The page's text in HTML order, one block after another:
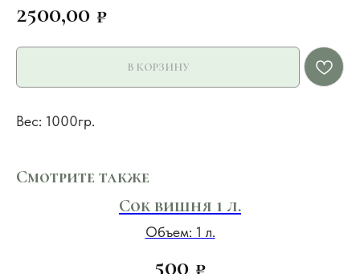
2500,00 ₽
В КОРЗИНУ
Вес: 1000гр.
Смотрите также
Сок вишня 1 л.
Объем: 1 л.
500 ₽